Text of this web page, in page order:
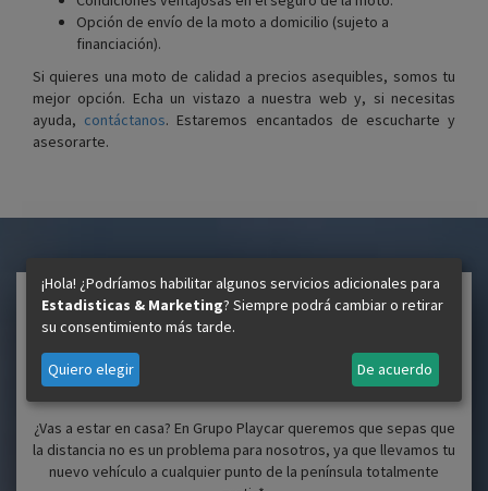
Opción de envío de la moto a domicilio (sujeto a
financiación).
Si quieres una moto de calidad a precios asequibles, somos tu
mejor opción. Echa un vistazo a nuestra web y, si necesitas
ayuda, contáctanos. Estaremos encantados de escucharte y
asesorarte.
VAMOS A DONDE
¿Vas a estar en casa? En Grupo Playcar queremos que sepas que
la distancia no es un problema para nosotros, ya que llevamos tu
nuevo vehículo a cualquier punto de la península totalmente
¡Hola! ¿Podríamos habilitar algunos servicios adicionales para
Estadisticas & Marketing? Siempre podrá cambiar o retirar
su consentimiento más tarde.
Quiero elegir De acuerdo